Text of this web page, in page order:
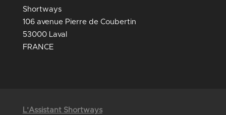
Shortways
106 avenue Pierre de Coubertin
53000 Laval
FRANCE
L’Assistant Shortways